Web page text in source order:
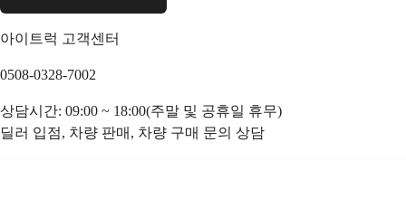
아이트럭 고객센터
0508-0328-7002
상담시간: 09:00 ~ 18:00(주말 및 공휴일 휴무)
딜러 입점, 차량 판매, 차량 구매 문의 상담